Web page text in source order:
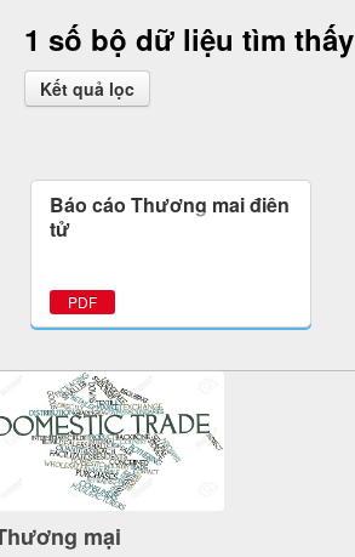
1 số bộ dữ liệu tìm thấy
Kết quả lọc
Báo cáo Thương mại điện
tử
PDF
mại